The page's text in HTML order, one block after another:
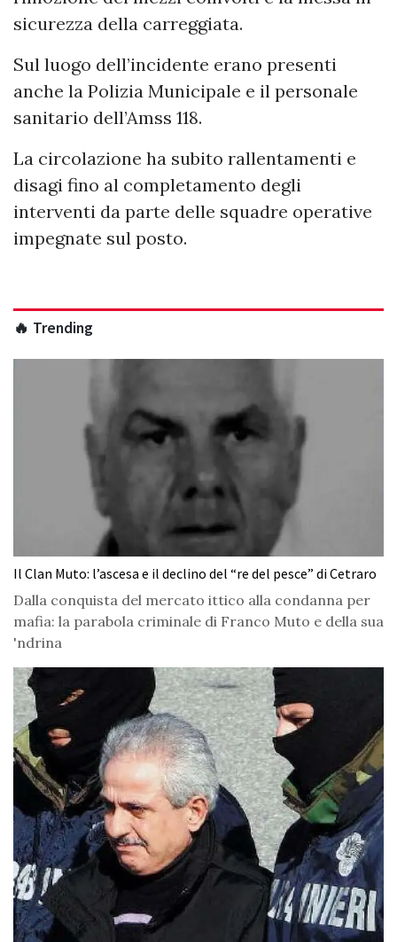
sicurezza della carreggiata.
Sul luogo dell’incidente erano presenti
anche la Polizia Municipale e il personale
sanitario dell’Amss 118.
La circolazione ha subito rallentamenti e
disagi fino al completamento degli
interventi da parte delle squadre operative
impegnate sul posto.
🔥 Trending
Il Clan Muto: l’ascesa e il declino del “re del pesce” di Cetraro
Dalla conquista del mercato ittico alla condanna per
mafia: la parabola criminale di Franco Muto e della sua
'ndrina